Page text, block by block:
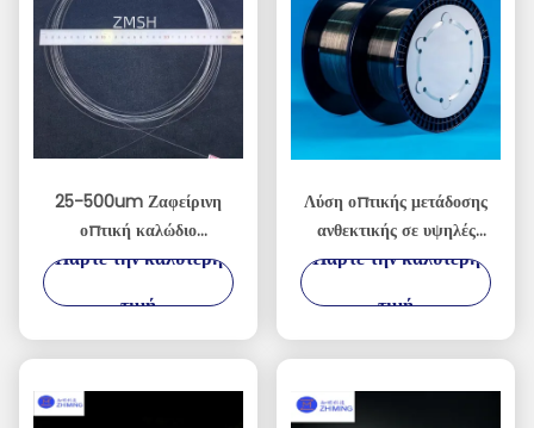
25-500um Ζαφείρινη
οπτική καλώδιο
επικοινωνίας ινών
Πάρτε την καλύτερη
τιμή
Λύση οπτικής μετάδοσης
ανθεκτικής σε υψηλές
θερμοκρασίες από
Πάρτε την καλύτερη
τιμή